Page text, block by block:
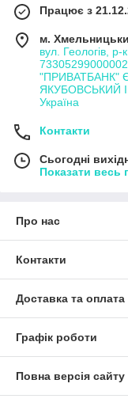
Працює з
м.
вул. Геологів,
"ПРИВАТБАНК"
ЯКУБОВСЬКИЙ
Україна
Контакти
Сьогодні
Показати весь
Про нас
Контакти
Доставка та оплата
Графік роботи
Повна версія сайту